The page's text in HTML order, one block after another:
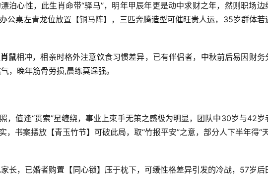
泊心性，此生肖命带“驿马”，明年甲辰年更是动中求财之年，然则职场边
公桌左青龙位放置【铜马阵】，三匹奔腾造型可催旺贵人运，35岁群体若
鼠相冲，相亲时格外注意饮食习惯差异，已有伴侣者，中秋前后易因财务
，晚年筋骨劳损,晨练莫逞强。
，值逢“贯索”星缠绕，事业上束手无策之感极为明显，团队中30岁与42岁
，书案摆放【青玉竹节】可破此局，取“竹报平安”之意，部分人下半年得“
长，已婚者购置【同心锁】压于枕下，可缓性格差异引发的冷战，57岁后